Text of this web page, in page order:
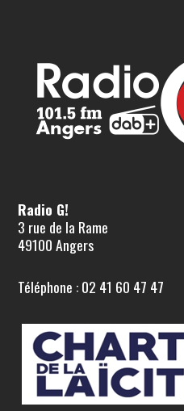
Radio G!
3 rue de la Rame
49100 Angers
Téléphone : 02 41 60 47 47